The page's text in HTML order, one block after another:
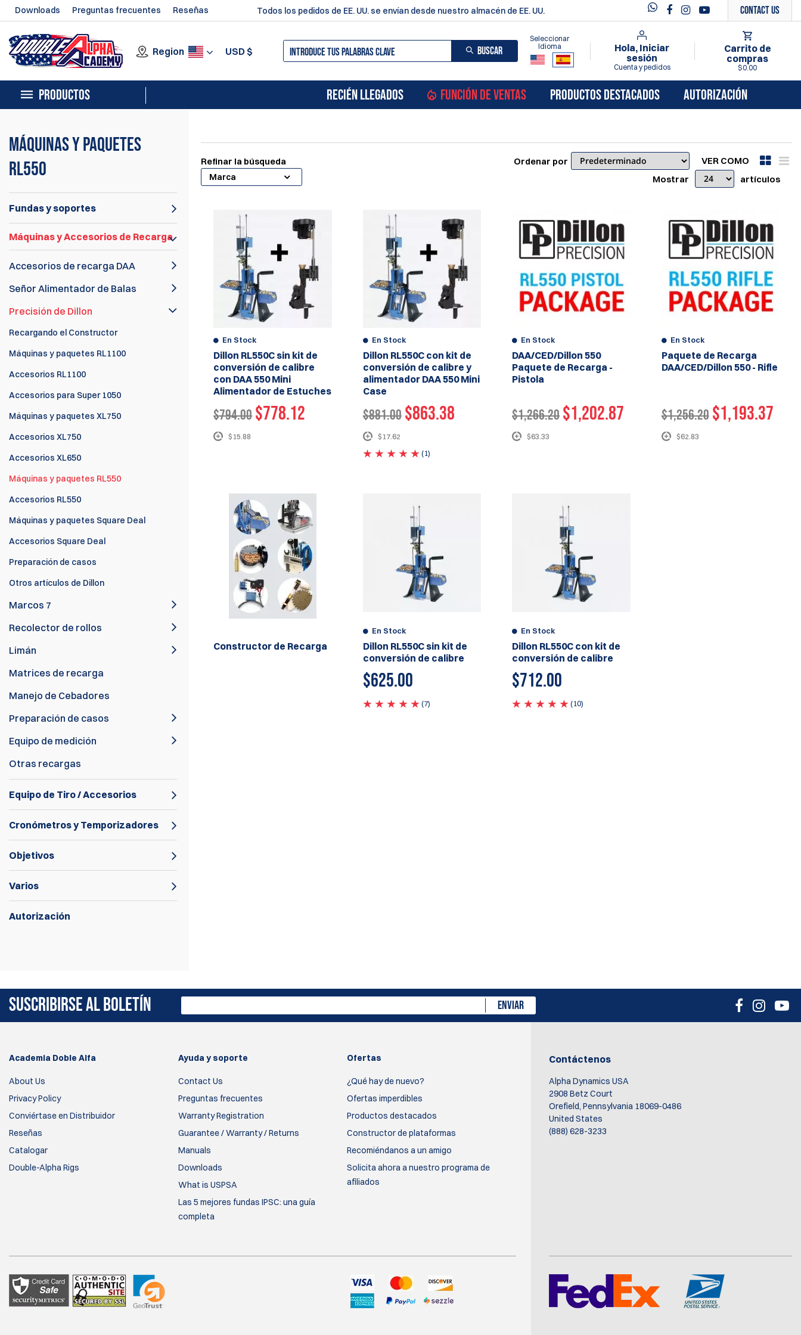
Downloads Preguntas frecuentes Reseñas Todos los pedidos de EE. UU. se envían desde nuestro almacén de EE. UU. Contact Us
Region USD $ BUSCAR
Seleccionar
Idioma
Hola, Iniciar
sesión
Cuenta y pedidos
Carrito de
compras
$0.00
PRODUCTOS RECIÉN LLEGADOS FUNCIÓN DE VENTAS PRODUCTOS DESTACADOS AUTORIZACIÓN
Máquinas y paquetes
RL550
Fundas y soportes
Máquinas y Accesorios de Recarga
Accesorios de recarga DAA
Señor Alimentador de Balas
Precisión de Dillon
Recargando el Constructor
Máquinas y paquetes RL1100
Accesorios RL1100
Accesorios para Super 1050
Máquinas y paquetes XL750
Accesorios XL750
Accesorios XL650
Máquinas y paquetes RL550
Accesorios RL550
Máquinas y paquetes Square Deal
Accesorios Square Deal
Preparación de casos
Otros artículos de Dillon
Marcos 7
Recolector de rollos
Limán
Matrices de recarga
Manejo de Cebadores
Preparación de casos
Equipo de medición
Otras recargas
Equipo de Tiro / Accesorios
Cronómetros y Temporizadores
Objetivos
Varios
Autorización
Refinar la búsqueda
Marca
VER COMO
Ordenar por
Mostrar
artículos
En Stock
Dillon RL550C sin kit de
conversión de calibre
con DAA 550 Mini
Alimentador de Estuches
$794.00$778.12
$15.88
En Stock
Dillon RL550C con kit de
conversión de calibre y
alimentador DAA 550 Mini
Case
$881.00 $863.38
$17.62
(1)
En Stock
DAA/CED/Dillon 550
Paquete de Recarga -
Pistola
$1,266.20 $1,202.87
$63.33
En Stock
Paquete de Recarga
DAA/CED/Dillon 550 - Rifle
$1,256.20 $1,193.37
$62.83
Constructor de Recarga
En Stock
Dillon RL550C sin kit de
conversión de calibre
$625.00
(7)
En Stock
Dillon RL550C con kit de
conversión de calibre
$712.00
(10)
SUSCRIBIRSE AL BOLETÍN ENVIAR
Academia Doble Alfa
About Us
Privacy Policy
Conviértase en Distribuidor
Reseñas
Catalogar
Double-Alpha Rigs
Ayuda y soporte
Contact Us
Preguntas frecuentes
Warranty Registration
Guarantee / Warranty / Returns
Manuals
Downloads
What is USPSA
Las 5 mejores fundas IPSC: una guía
completa
Ofertas
¿Qué hay de nuevo?
Ofertas imperdibles
Productos destacados
Constructor de plataformas
Recomiéndanos a un amigo
Solicita ahora a nuestro programa de
afiliados
Contáctenos
Alpha Dynamics USA
2908 Betz Court
Orefield, Pennsylvania 18069-0486
United States
(888) 628-3233